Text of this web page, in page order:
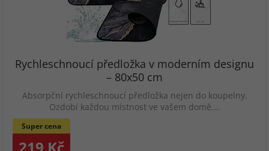
Rychleschnoucí předložka v moderním designu
– 80x50 cm
Absorpční rychleschnoucí předložka nejen do koupelny.
Ozdobí každou místnost ve vašem domě.…
Super cena